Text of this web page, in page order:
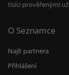
tisíci prověřenými
O Seznamce
Najít partnera
Přihlášení